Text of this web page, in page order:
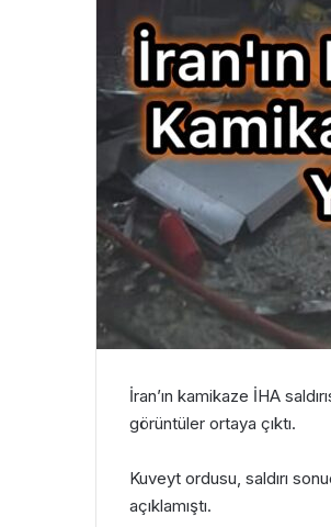
İran’ın kamikaze İHA
görüntüler ortaya çıktı.
Kuveyt ordusu, saldırı
açıklamıştı.